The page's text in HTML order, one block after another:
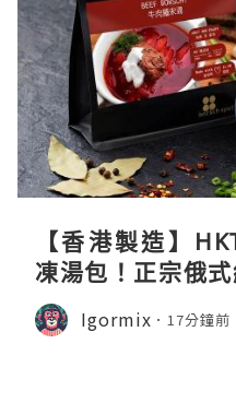
【香港製造】
凍湯包！正宗俄
龍蝦濃湯與生酮膠
Igormix 17分鐘前